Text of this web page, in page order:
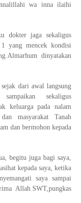
wa inna ilaihi
dokter jaga sekaligus
yang mencek kondisi
dinyatakan
dari awal langsung
sekaligus
keluarga pada nalam
masyarakat Tanah
dan bermohon kepada
begitu juga bagi saya,
kepada saya, ketika
saya sampai
Allah SWT,pungkas